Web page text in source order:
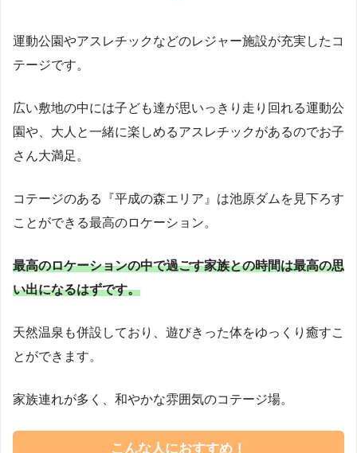
運動公園やアスレチックなどのレジャー施設が充実したコ
テージです。
広い敷地の中には子ども達が思いっきり走り回れる運動公
園や、大人と一緒に楽しめるアスレチックがあるのでお子
さん大満足。
コテージのある『平成の森エリア』は池原ダムを見下ろす
ことができる最高のロケーション。
最高のロケーションの中で過ごす家族との時間は最高の思
い出になるはずです。
天然温泉も併設しており、遊びきった体をゆっくり癒すこ
とができます。
家族連れが多く、和やかな雰囲気のコテージ場。
こんな人におすすめ！